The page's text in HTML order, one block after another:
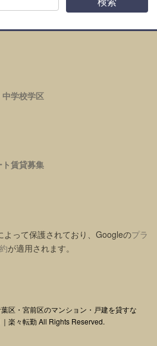
中学校学区
賃貸募集
よって保護されており、Googleのプラ
が適用されます。
区・宮前区のマンション・戸建を貸すな
楽々転勤 All Rights Reserved.